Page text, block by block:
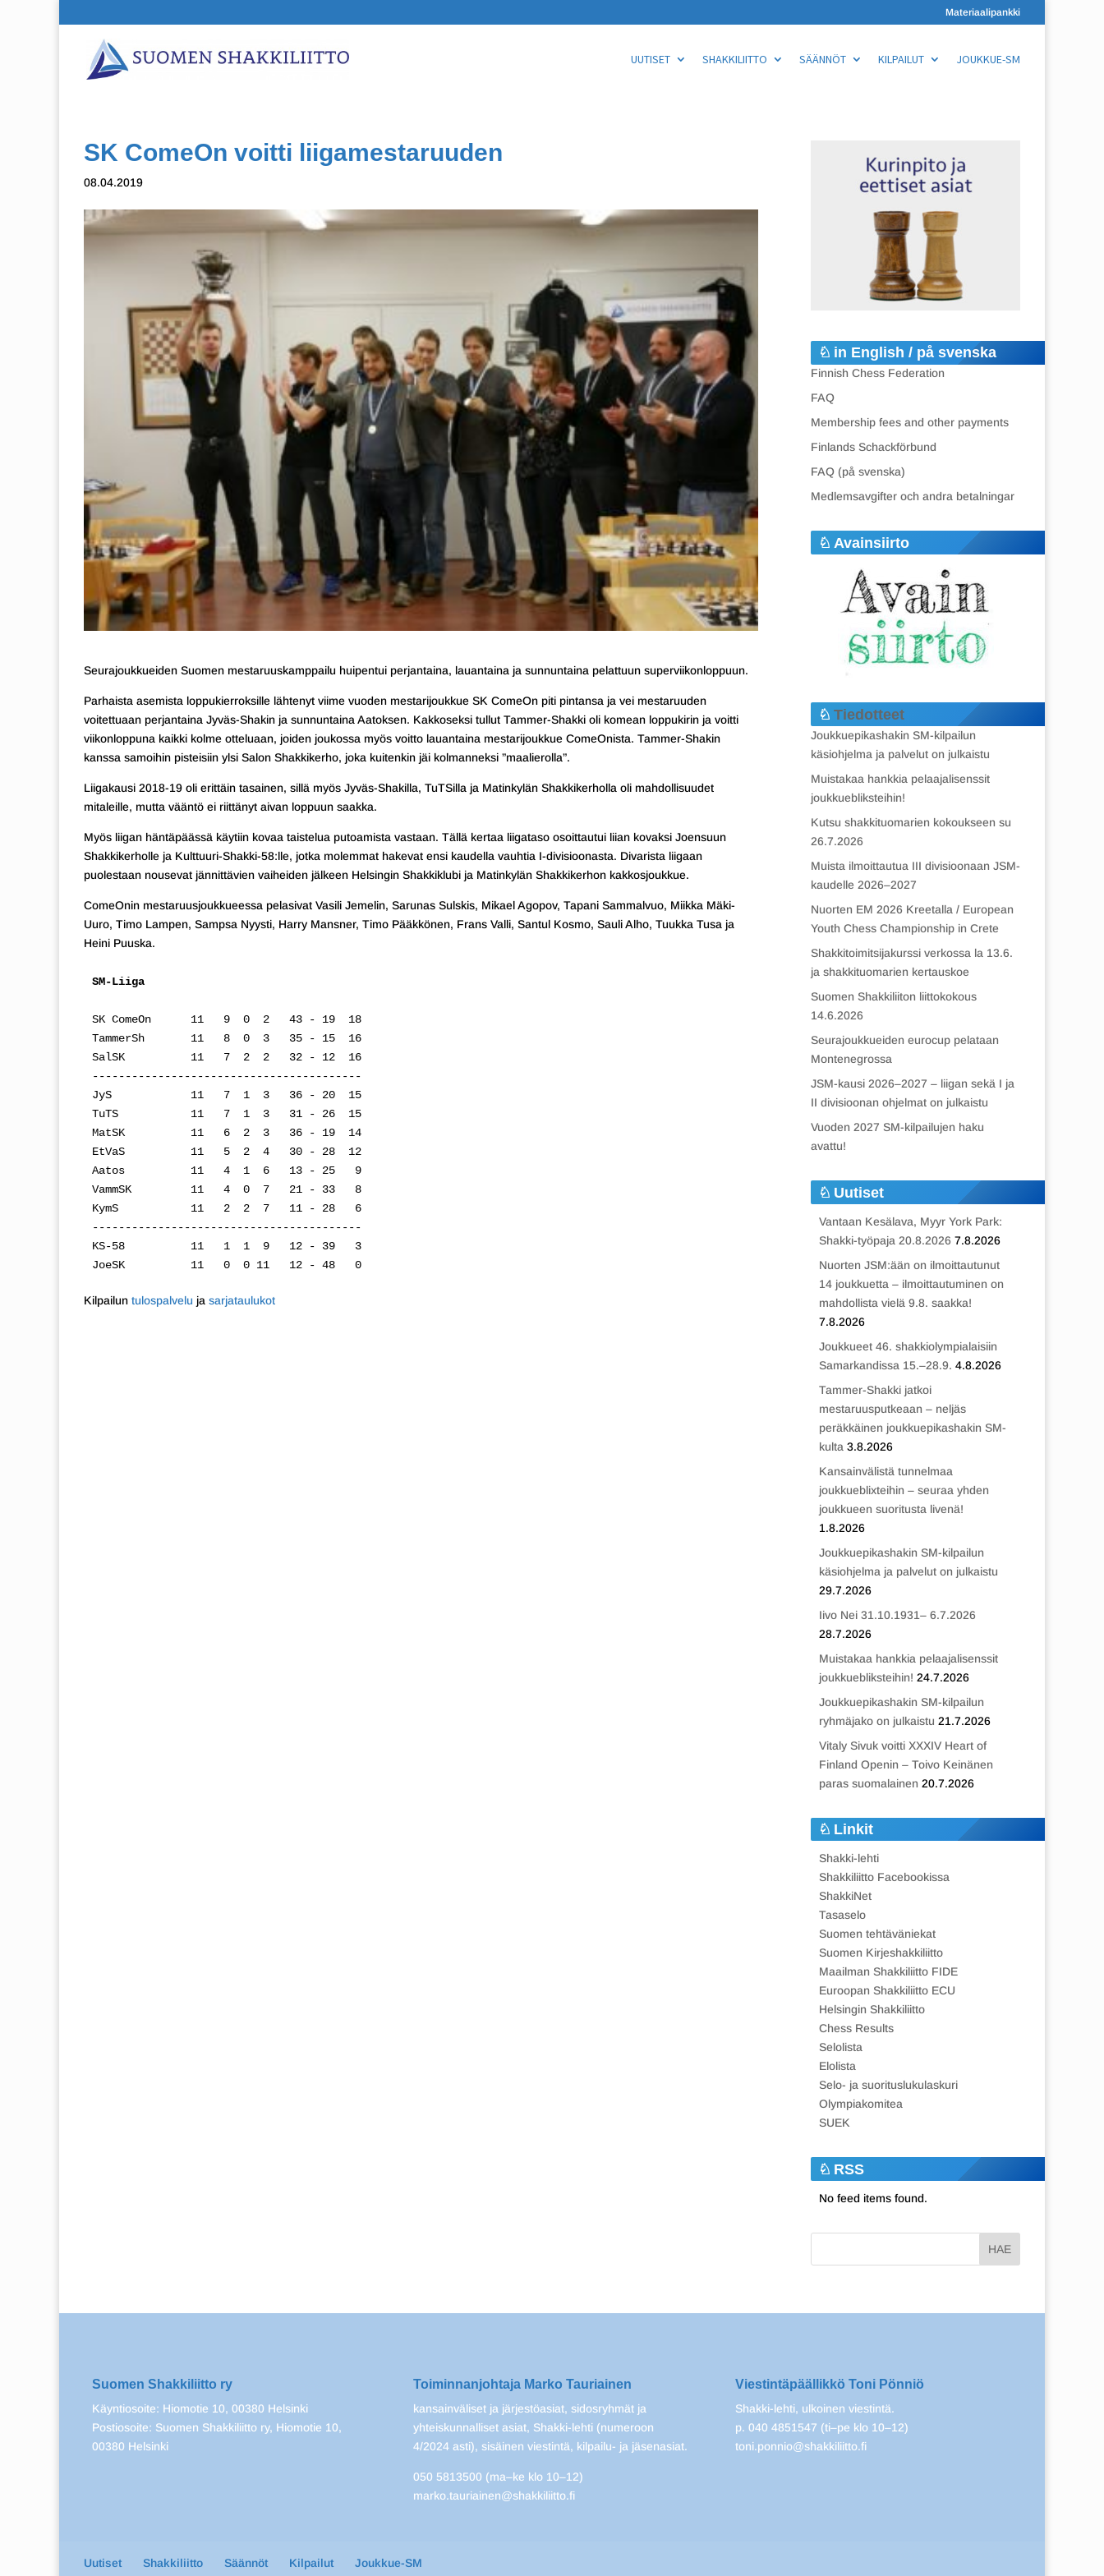
Materiaalipankki
UUTISET SHAKKILIITTO SÄÄNNÖT KILPAILUT JOUKKUE-SM
SK ComeOn voitti liigamestaruuden
08.04.2019
Seurajoukkueiden Suomen mestaruuskamppailu huipentui perjantaina, lauantaina ja sunnuntaina pelattuun superviikonloppuun.
Parhaista asemista loppukierroksille lähtenyt viime vuoden mestarijoukkue SK ComeOn piti pintansa ja vei mestaruuden
voitettuaan perjantaina Jyväs-Shakin ja sunnuntaina Aatoksen. Kakkoseksi tullut Tammer-Shakki oli komean loppukirin ja voitti
viikonloppuna kaikki kolme otteluaan, joiden joukossa myös voitto lauantaina mestarijoukkue ComeOnista. Tammer-Shakin
kanssa samoihin pisteisiin ylsi Salon Shakkikerho, joka kuitenkin jäi kolmanneksi ”maalierolla”.
Liigakausi 2018-19 oli erittäin tasainen, sillä myös Jyväs-Shakilla, TuTSilla ja Matinkylän Shakkikerholla oli mahdollisuudet
mitaleille, mutta vääntö ei riittänyt aivan loppuun saakka.
Myös liigan häntäpäässä käytiin kovaa taistelua putoamista vastaan. Tällä kertaa liigataso osoittautui liian kovaksi Joensuun
Shakkikerholle ja Kulttuuri-Shakki-58:lle, jotka molemmat hakevat ensi kaudella vauhtia I-divisioonasta. Divarista liigaan
puolestaan nousevat jännittävien vaiheiden jälkeen Helsingin Shakkiklubi ja Matinkylän Shakkikerhon kakkosjoukkue.
ComeOnin mestaruusjoukkueessa pelasivat Vasili Jemelin, Sarunas Sulskis, Mikael Agopov, Tapani Sammalvuo, Miikka Mäki-
Uuro, Timo Lampen, Sampsa Nyysti, Harry Mansner, Timo Pääkkönen, Frans Valli, Santul Kosmo, Sauli Alho, Tuukka Tusa ja
Heini Puuska.
SM-Liiga
SK ComeOn      11   9  0  2   43 - 19  18
TammerSh       11   8  0  3   35 - 15  16
SalSK          11   7  2  2   32 - 12  16
-----------------------------------------
JyS            11   7  1  3   36 - 20  15
TuTS           11   7  1  3   31 - 26  15
MatSK          11   6  2  3   36 - 19  14
EtVaS          11   5  2  4   30 - 28  12
Aatos          11   4  1  6   13 - 25   9
VammSK         11   4  0  7   21 - 33   8
KymS           11   2  2  7   11 - 28   6
-----------------------------------------
KS-58          11   1  1  9   12 - 39   3
JoeSK          11   0  0 11   12 - 48   0
Kilpailun tulospalvelu ja sarjataulukot
in English / på svenska
Finnish Chess Federation
FAQ
Membership fees and other payments
Finlands Schackförbund
FAQ (på svenska)
Medlemsavgifter och andra betalningar
Avainsiirto
Tiedotteet
Joukkuepikashakin SM-kilpailun
käsiohjelma ja palvelut on julkaistu
Muistakaa hankkia pelaajalisenssit
joukkuebliksteihin!
Kutsu shakkituomarien kokoukseen su
26.7.2026
Muista ilmoittautua III divisioonaan JSM-
kaudelle 2026–2027
Nuorten EM 2026 Kreetalla / European
Youth Chess Championship in Crete
Shakkitoimitsijakurssi verkossa la 13.6.
ja shakkituomarien kertauskoe
Suomen Shakkiliiton liittokokous
14.6.2026
Seurajoukkueiden eurocup pelataan
Montenegrossa
JSM-kausi 2026–2027 – liigan sekä I ja
II divisioonan ohjelmat on julkaistu
Vuoden 2027 SM-kilpailujen haku
avattu!
Uutiset
Vantaan Kesälava, Myyr York Park:
Shakki-työpaja 20.8.2026 7.8.2026
Nuorten JSM:ään on ilmoittautunut
14 joukkuetta – ilmoittautuminen on
mahdollista vielä 9.8. saakka!
7.8.2026
Joukkueet 46. shakkiolympialaisiin
Samarkandissa 15.–28.9. 4.8.2026
Tammer-Shakki jatkoi
mestaruusputkeaan – neljäs
peräkkäinen joukkuepikashakin SM-
kulta 3.8.2026
Kansainvälistä tunnelmaa
joukkueblixteihin – seuraa yhden
joukkueen suoritusta livenä!
1.8.2026
Joukkuepikashakin SM-kilpailun
käsiohjelma ja palvelut on julkaistu
29.7.2026
Iivo Nei 31.10.1931– 6.7.2026
28.7.2026
Muistakaa hankkia pelaajalisenssit
joukkuebliksteihin! 24.7.2026
Joukkuepikashakin SM-kilpailun
ryhmäjako on julkaistu 21.7.2026
Vitaly Sivuk voitti XXXIV Heart of
Finland Openin – Toivo Keinänen
paras suomalainen 20.7.2026
Linkit
Shakki-lehti
Shakkiliitto Facebookissa
ShakkiNet
Tasaselo
Suomen tehtäväniekat
Suomen Kirjeshakkiliitto
Maailman Shakkiliitto FIDE
Euroopan Shakkiliitto ECU
Helsingin Shakkiliitto
Chess Results
Selolista
Elolista
Selo- ja suorituslukulaskuri
Olympiakomitea
SUEK
RSS
No feed items found.
Suomen Shakkiliitto ry
Käyntiosoite: Hiomotie 10, 00380 Helsinki
Postiosoite: Suomen Shakkiliitto ry, Hiomotie 10,
00380 Helsinki
Toiminnanjohtaja Marko Tauriainen
kansainväliset ja järjestöasiat, sidosryhmät ja
yhteiskunnalliset asiat, Shakki-lehti (numeroon
4/2024 asti), sisäinen viestintä, kilpailu- ja jäsenasiat.
050 5813500 (ma–ke klo 10–12)
marko.tauriainen@shakkiliitto.fi
Viestintäpäällikkö Toni Pönniö
Shakki-lehti, ulkoinen viestintä.
p. 040 4851547 (ti–pe klo 10–12)
toni.ponnio@shakkiliitto.fi
Uutiset Shakkiliitto Säännöt Kilpailut Joukkue-SM